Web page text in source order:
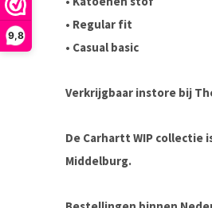
9,8
• Regular fit
• Casual basic
Verkrijgbaar instore bij
De Carhartt WIP collectie
Middelburg.